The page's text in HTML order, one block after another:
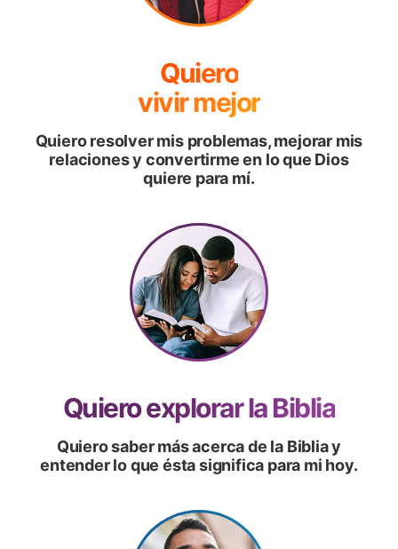
Quiero
vivir mejor
Quiero resolver mis problemas, mejorar mis
relaciones y convertirme en lo que Dios
quiere para mí.
Quiero explorar la Biblia
Quiero saber más acerca de la Biblia y
entender lo que ésta significa para mi hoy.